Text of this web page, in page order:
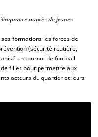
auprèsde jeunes
formations les forces de
(sécurité routière,
un tournoi de football
filles pour permettre aux
acteurs du quartier et leurs